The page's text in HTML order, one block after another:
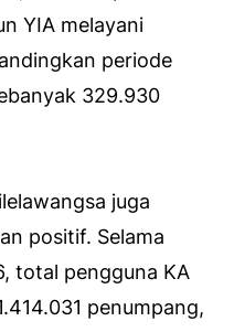
YIA melayani
periode
329.930
juga
positif. Selama
total pengguna KA
penumpang,